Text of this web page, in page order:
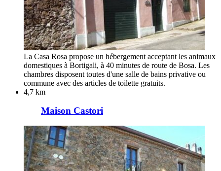
La Casa Rosa propose un hébergement acceptant les animaux
domestiques à Bortigali, à 40 minutes de route de Bosa. Les
chambres disposent toutes d'une salle de bains privative ou
commune avec des articles de toilette gratuits.
4,7 km
Maison Castori